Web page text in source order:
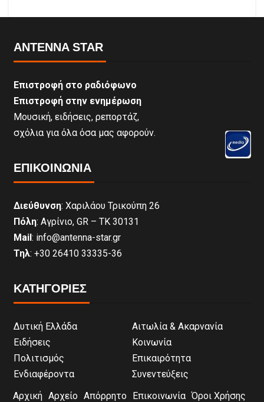
ANTENNA STAR
Επιστροφή στο ραδιόφωνο
Επιστροφή στην ενημέρωση
Μουσική, ειδήσεις, ρεπορτάζ,
σχόλια για όλα όσα μας αφορούν.
ΕΠΙΚΟΙΝΩΝΊΑ
Διεύθυνση: Χαριλάου Τρικούπη 26
Πόλη: Αγρίνιο, GR – ΤΚ 30131
Mail : info@antenna-star.gr
Τηλ: +30 26410 33335-36
ΚΑΤΗΓΟΡΙΕΣ
Δυτική Ελλάδα
Αιτωλία & Ακαρνανία
Ειδήσεις
Κοινωνία
Πολιτισμός
Επικαιρότητα
Ενδιαφέροντα
Συνεντεύξεις
Αρχική Αρχείο Απόρρητο Επικοινωνία Όροι Χρήσης